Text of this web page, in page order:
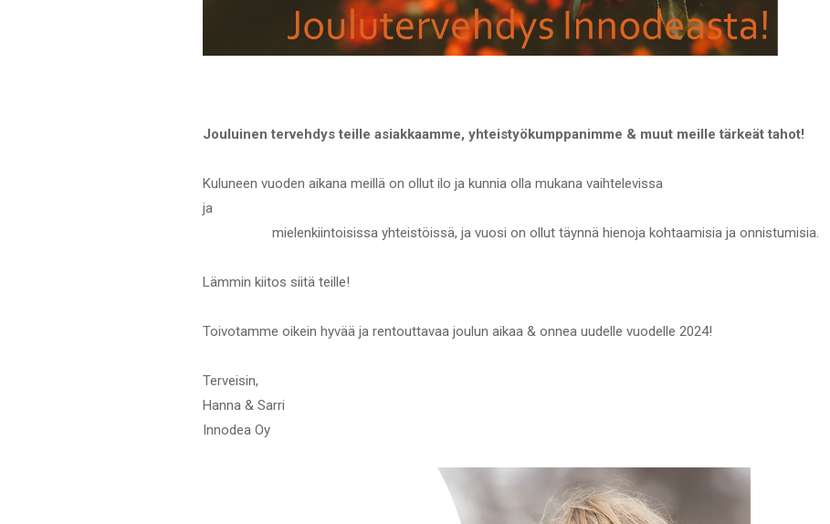
Jouluinen tervehdys teille asiakkaamme, yhteistyökumppanimme & muut meille tärkeät tahot!
Kuluneen vuoden aikana meillä on ollut ilo ja kunnia olla mukana vaihtelevissa
ja
mielenkiintoisissa yhteistöissä, ja vuosi on ollut täynnä hienoja kohtaamisia ja onnistumisia.
Lämmin kiitos siitä teille!
Toivotamme oikein hyvää ja rentouttavaa joulun aikaa & onnea uudelle vuodelle 2024!
Terveisin,
Hanna & Sarri
Innodea Oy